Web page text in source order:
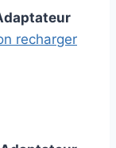
recharger